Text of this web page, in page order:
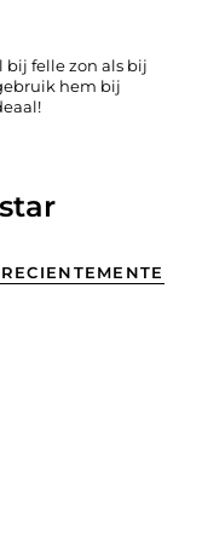
bij felle zon als bij
hem bij